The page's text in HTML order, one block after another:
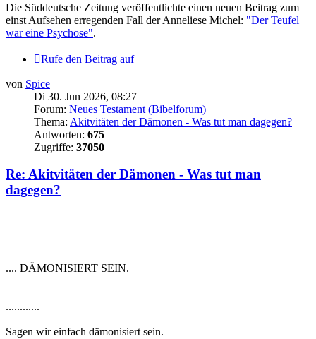
Die Süddeutsche Zeitung veröffentlichte einen neuen Beitrag zum
einst Aufsehen erregenden Fall der Anneliese Michel: "Der Teufel
war eine Psychose".
Rufe den Beitrag auf
von Spice
Di 30. Jun 2026, 08:27
Forum: Neues Testament (Bibelforum)
Thema: Akitvitäten der Dämonen - Was tut man dagegen?
Antworten: 675
Zugriffe: 37050
Re: Akitvitäten der Dämonen - Was tut man
dagegen?
.... DÄMONISIERT SEIN.
............
Sagen wir einfach dämonisiert sein.